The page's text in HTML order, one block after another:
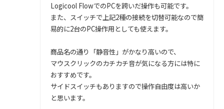
Logicool FlowでのPCを跨いだ操作も可能です。
また、スイッチで上記2種の接続を切替可能なので簡
易的に2台のPC操作用としても使えます。
商品名の通り「静音性」がかなり高いので、
マウスクリックのカチカチ音が気になる方には特に
おすすめです。
サイドスイッチもありますので操作自由度は高いか
と思います。